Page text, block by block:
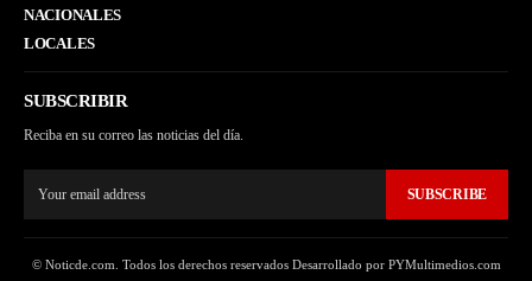
NACIONALES
LOCALES
SUBSCRIBIR
Reciba en su correo las noticias del día.
SUBSCRIBE
© Noticde.com. Todos los derechos reservados Desarrollado por PYMultimedios.com